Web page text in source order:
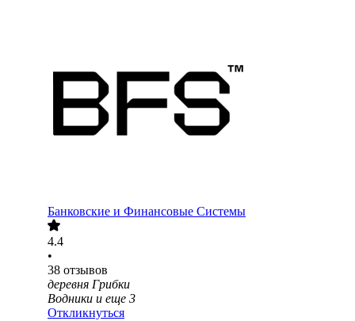
Банковские и Финансовые Системы
4.4
•
38 отзывов
деревня Грибки
Водники и еще 3
Откликнуться